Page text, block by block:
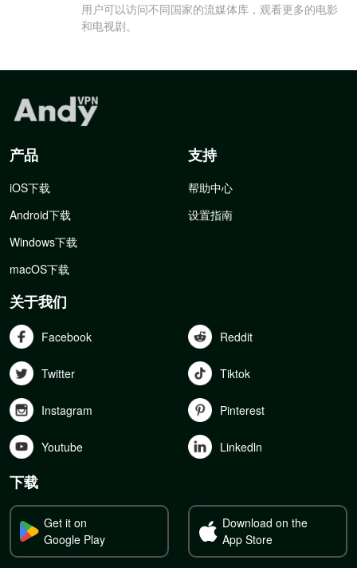
用户可以访问不同国家的流媒体库，观看更多的电影
和电视剧。
产品
iOS下载
Android下载
Windows下载
macOS下载
支持
帮助中心
设置指南
关于我们
Facebook Reddit
Twitter Tiktok
Instagram Pinterest
Youtube Linkedln
下载
Get it on
Google Play
Download on the
App Store